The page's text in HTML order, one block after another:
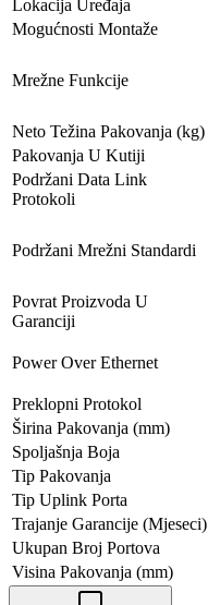
Lokacija Uređaja
Mogućnosti Montaže
Mrežne Funkcije
Neto Težina Pakovanja (kg)
Pakovanja U Kutiji
Podržani Data Link
Protokoli
Podržani Mrežni Standardi
Povrat Proizvoda U
Garanciji
Power Over Ethernet
Preklopni Protokol
Širina Pakovanja (mm)
Spoljašnja Boja
Tip Pakovanja
Tip Uplink Porta
Trajanje Garancije (Mjeseci)
Ukupan Broj Portova
Visina Pakovanja (mm)